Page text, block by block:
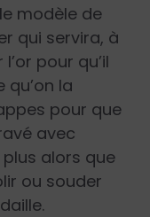
modèle de
qui servira, à
pour qu’il
la
pour que
avec
alors que
ou souder